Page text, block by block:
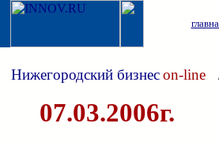
Нижегородский бизнесon-line
07.03.2006г.